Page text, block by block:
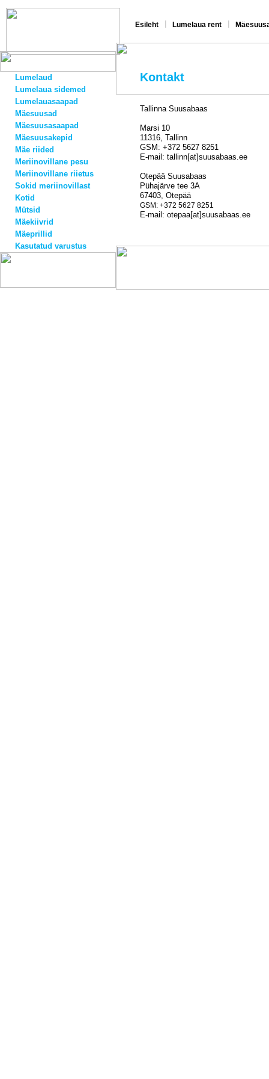
Esileht Lumelaua rent
Lumelaud
Lumelaua sidemed
Lumelauasaapad
Mäesuusad
Mäesuusasaapad
Mäesuusakepid
Mäe riided
Meriinovillane pesu
Meriinovillane riietus
Sokid meriinovillast
Kotid
Mütsid
Mäekiivrid
Mäeprillid
Kasutatud varustus
Kontakt
Tallinna Suusabaas
Marsi 10
11316, Tallinn
GSM: +372 5627 8251
E-mail: tallinn[at]suusabaas.ee
Otepää Suusabaas
Pühajärve tee 3A
67403, Otepää
GSM: +372 5627 8251
E-mail: otepaa[at]suusabaas.ee